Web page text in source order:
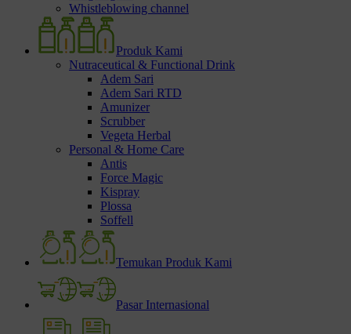
Whistleblowing channel
Produk Kami
Nutraceutical & Functional Drink
Adem Sari
Adem Sari RTD
Amunizer
Scrubber
Vegeta Herbal
Personal & Home Care
Antis
Force Magic
Kispray
Plossa
Soffell
Temukan Produk Kami
Pasar Internasional